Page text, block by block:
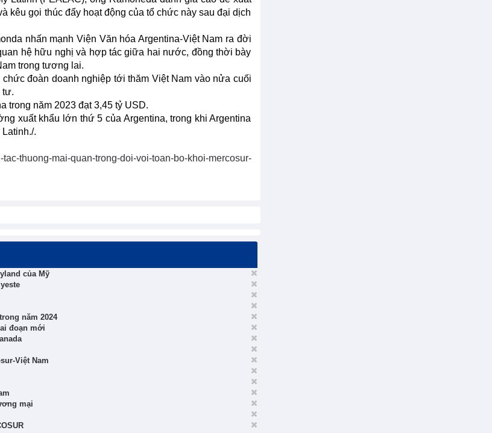
kêu gọi thúc đẩy hoạt động của tổ chức này sau đại dịch
nhấn mạnh Viện Văn hóa Argentina-Việt Nam ra đời
hệ hữu nghị và hợp tác giữa hai nước, đồng thời bày
trong tương lai.
đoàn doanh nghiệp tới thăm Việt Nam vào nửa cuối
tư.
trong năm 2023 đạt 3,45 tỷ USD.
xuất khẩu lớn thứ 5 của Argentina, trong khi Argentina
.
thuong-mai-quan-trong-doi-voi-toan-bo-khoi-mercosur-
của Mỹ
năm 2024
đoạn mới
Việt Nam
mại